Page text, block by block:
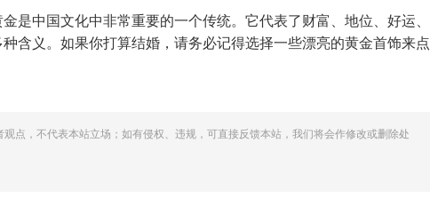
是中国文化中非常重要的一个传统。它代表了财富、地位、好运、
含义。如果你打算结婚，请务必记得选择一些漂亮的黄金首饰来点
点，不代表本站立场；如有侵权、违规，可直接反馈本站，我们将会作修改或删除处